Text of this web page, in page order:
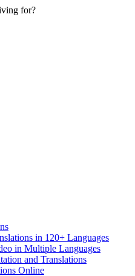
for?
in 120+ Languages
in Multiple Languages
and Translations
Online